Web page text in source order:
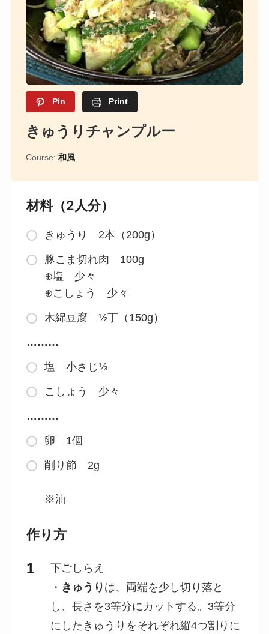
Pin Print
きゅうりチャンプルー
Course: 和風
材料（2人分）
きゅうり 2本（200g）
豚こま切れ肉 100g
⊕塩 少々
⊕こしょう 少々
木綿豆腐 ½丁（150g）
………
塩 小さじ⅓
こしょう 少々
………
卵 1個
削り節 2g
※油
作り方
下ごしらえ
・ きゅうり は、両端を少し切り落と
し、長さを3等分にカットする。3等分
にしたきゅうりをそれぞれ縦4つ割りに